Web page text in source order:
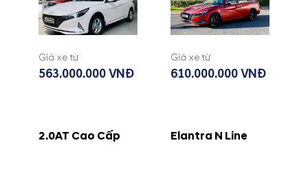
Giá xe từ
563.000.000 VNĐ
Giá xe từ
610.000.000 VNĐ
2.0AT Cao Cấp Elantra N Line